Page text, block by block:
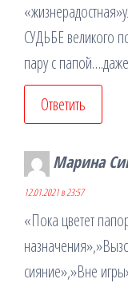
СУДЬБЕ великого
пару с
Ответить
Марина
12.01.2021 в 23:57
«Пока цветет
сияние»,»Вне